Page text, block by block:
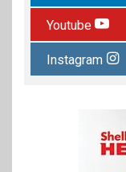
Youtube
Instagram